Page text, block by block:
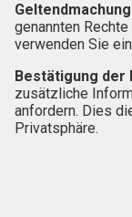
genannten
verwenden Sie
Bestätigung der
zusätzliche
anfordern. Dies
Privatsphäre.